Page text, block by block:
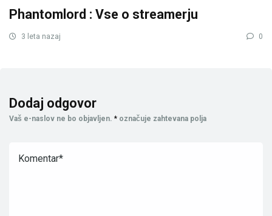
Phantomlord : Vse o streamerju
3 leta nazaj 0
Dodaj odgovor
Vaš e-naslov ne bo objavljen. * označuje zahtevana polja